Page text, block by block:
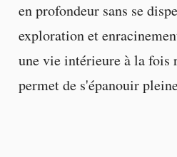
en profondeur sans se
exploration et
une vie intérieure à la fois
permet de s'épanouir